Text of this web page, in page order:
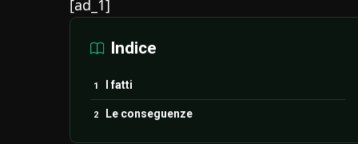
[ad_1]
Indice
I fatti
Le conseguenze